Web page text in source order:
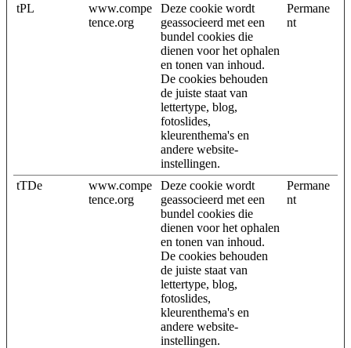
tPL
www.compe
tence.org
Deze cookie wordt
geassocieerd met een
bundel cookies die
dienen voor het ophalen
en tonen van inhoud.
De cookies behouden
de juiste staat van
lettertype, blog,
fotoslides,
kleurenthema's en
andere website-
instellingen.
Permane
nt
tTDe
www.compe
tence.org
Deze cookie wordt
geassocieerd met een
bundel cookies die
dienen voor het ophalen
en tonen van inhoud.
De cookies behouden
de juiste staat van
lettertype, blog,
fotoslides,
kleurenthema's en
andere website-
instellingen.
Permane
nt